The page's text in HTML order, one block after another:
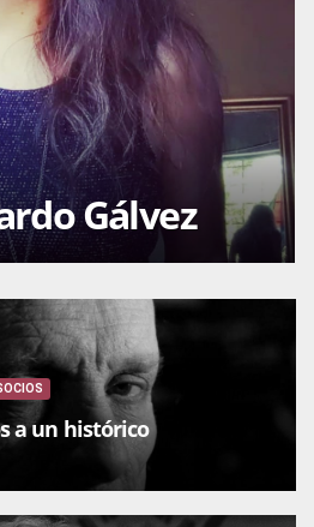
Gálvez
a un histórico